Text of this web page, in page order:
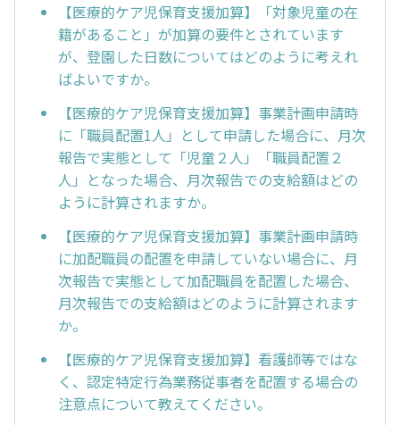
【医療的ケア児保育支援加算】「対象児童の在
籍があること」が加算の要件とされています
が、登園した日数についてはどのように考えれ
ばよいですか。
【医療的ケア児保育支援加算】事業計画申請時
に「職員配置1人」として申請した場合に、月次
報告で実態として「児童２人」「職員配置２
人」となった場合、月次報告での支給額はどの
ように計算されますか。
【医療的ケア児保育支援加算】事業計画申請時
に加配職員の配置を申請していない場合に、月
次報告で実態として加配職員を配置した場合、
月次報告での支給額はどのように計算されます
か。
【医療的ケア児保育支援加算】看護師等ではな
く、認定特定行為業務従事者を配置する場合の
注意点について教えてください。